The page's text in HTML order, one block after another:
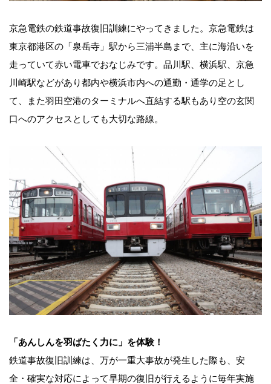
京急電鉄の鉄道事故復旧訓練にやってきました。京急電鉄は
東京都港区の「泉岳寺」駅から三浦半島まで、主に海沿いを
走っていて赤い電車でおなじみです。品川駅、横浜駅、京急
川崎駅などがあり都内や横浜市内への通勤・通学の足とし
て、また羽田空港のターミナルへ直結する駅もあり空の玄関
口へのアクセスとしても大切な路線。
「あんしんを羽ばたく力に」を体験！
鉄道事故復旧訓練は、万が一重大事故が発生した際も、安
全・確実な対応によって早期の復旧が行えるように毎年実施